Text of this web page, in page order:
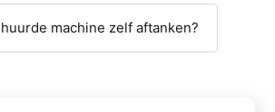
machine zelf aftanken?